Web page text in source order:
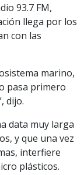
93.7 FM,
llega por los
con las
marino,
pasa primero
dijo.
data muy larga
y que una vez
interfiere
plásticos.